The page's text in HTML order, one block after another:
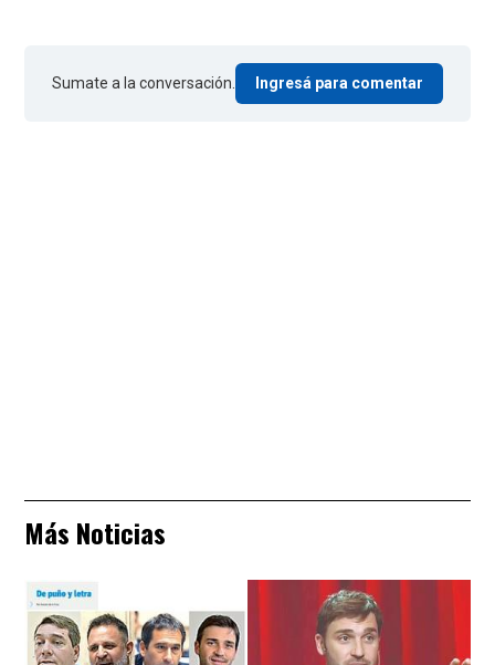
Sumate a la conversación. Ingresá para comentar
Más Noticias